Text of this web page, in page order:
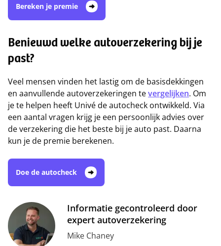
Bereken je premie
Benieuwd welke autoverzekering bij je
past?
Veel mensen vinden het lastig om de basisdekkingen
en aanvullende autoverzekeringen tevergelijken. Om
je te helpen heeft Univé de autocheck ontwikkeld. Via
een aantal vragen krijg je een persoonlijk advies over
de verzekering die het beste bij je auto past. Daarna
kun je de premie berekenen.
Doe de autocheck
Informatie gecontroleerd door
expert autoverzekering
Mike Chaney